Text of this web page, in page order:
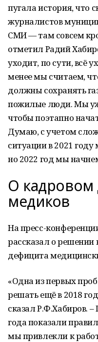
пугала история, что
журналистов
СМИ — там совсем
отметил Радий
уходит, по сути, всё
менее мы считаем,
должны сохранять
пожилые люди. Мы
чтобы поэтапно
Думаю, с учетом
ситуации в 2021
но 2022 год мы
О
медиков
На пресс-
рассказал о решении
дефицита
«Одна из первых
решать ещё в 2018
сказал Р.Ф.Хабиров.
года показали
мы привлекли к